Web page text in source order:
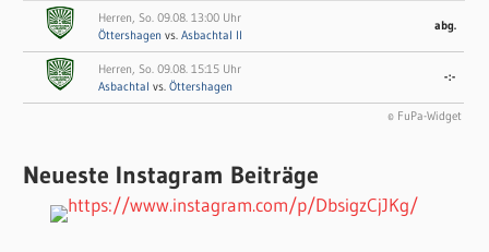
Herren, So. 09.08. 13:00 Uhr
Öttershagenvs.Asbachtal II
abg.
Herren, So. 09.08. 15:15 Uhr
Asbachtal vs.Öttershagen
-:-
© FuPa-Widget
Neueste Instagram Beiträge